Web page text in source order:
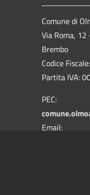
Comune di
Via Roma,
Brembo
Codice
Partita IVA:
PEC:
Email: